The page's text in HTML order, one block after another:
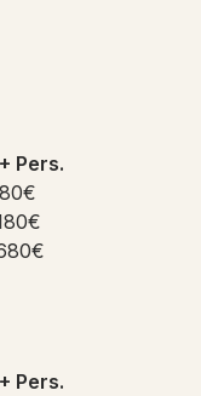
Pers.
Pers.